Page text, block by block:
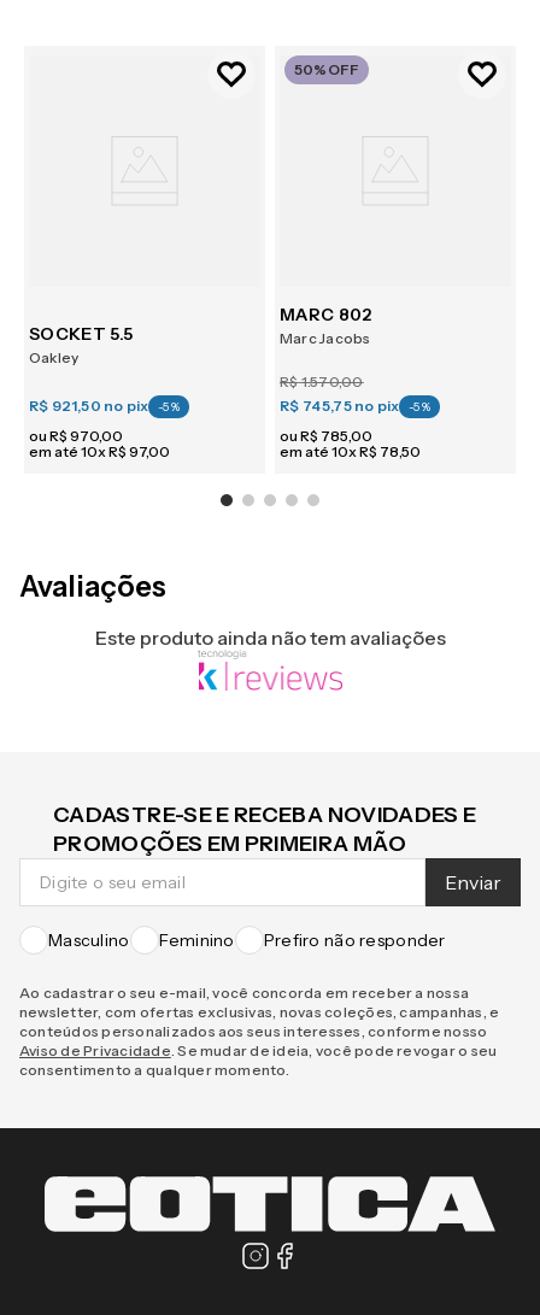
SOCKET 5.5
Oakley
R$ 921,50 no pix -5%
ou R$ 970,00
em até 10xR$ 97,00
50% OFF
MARC 802
Marc Jacobs
R$1.570,00
R$ 745,75 no pix -5%
ou R$ 785,00
em até 10xR$ 78,50
Avaliações
Este produto ainda não tem avaliações
CADASTRE-SE E RECEBA NOVIDADES E
PROMOÇÕES EM PRIMEIRA MÃO
Enviar
Masculino Feminino Prefiro não responder
Ao cadastrar o seu e-mail, você concorda em receber a nossa
newsletter, com ofertas exclusivas, novas coleções, campanhas, e
conteúdos personalizados aos seus interesses, conforme nosso
Aviso de Privacidade . Se mudar de ideia, você pode revogar o seu
consentimento a qualquer momento.